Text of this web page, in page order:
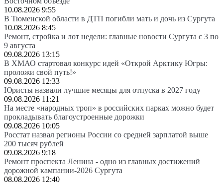
10.08.2026 9:55
В Тюменской области в ДТП погибли мать и дочь из Сургута
10.08.2026 8:45
Ремонт, стройка и лот недели: главные новости Сургута с 3 по
9 августа
09.08.2026 13:15
В ХМАО стартовал конкурс идей «Открой Арктику Югры:
проложи свой путь!»
09.08.2026 12:33
Юристы назвали лучшие месяцы для отпуска в 2027 году
09.08.2026 11:21
На месте «народных троп» в российских парках можно будет
прокладывать благоустроенные дорожки
09.08.2026 10:05
Росстат назвал регионы России со средней зарплатой выше
200 тысяч рублей
09.08.2026 9:18
Ремонт проспекта Ленина - одно из главных достижений
дорожной кампании-2026 Сургута
08.08.2026 12:40